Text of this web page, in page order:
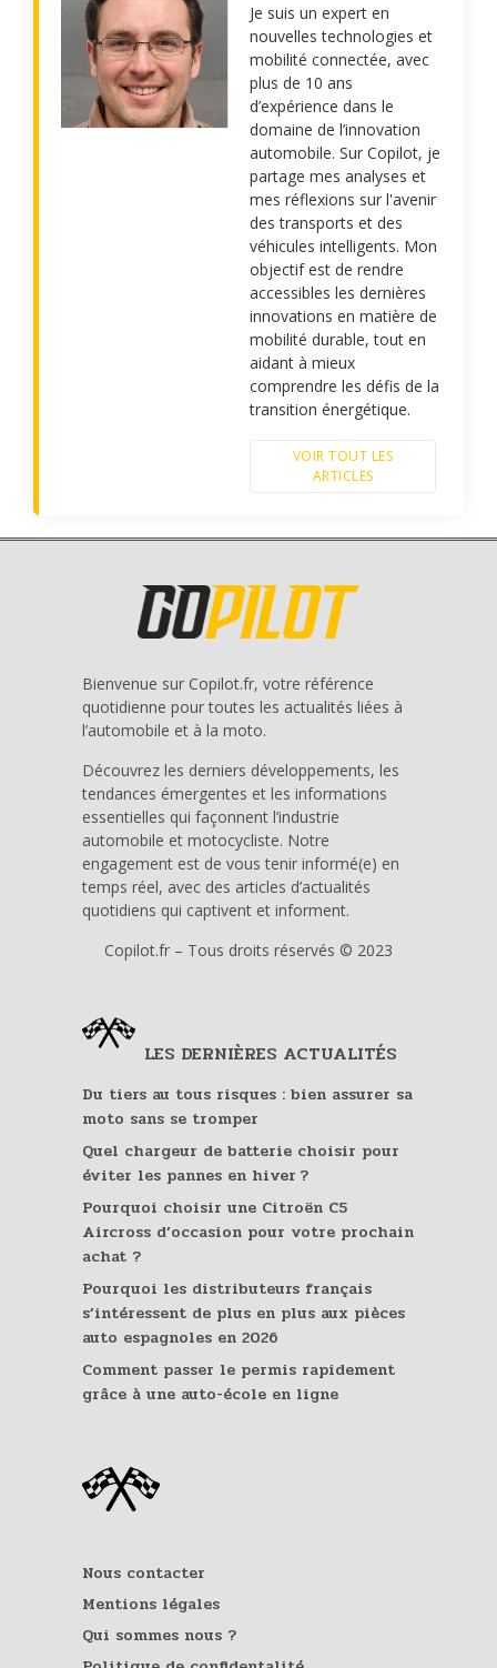
Je suis un expert en
nouvelles technologies et
mobilité connectée, avec
plus de 10 ans
d’expérience dans le
domaine de l’innovation
automobile. Sur Copilot, je
partage mes analyses et
mes réflexions sur l'avenir
des transports et des
véhicules intelligents. Mon
objectif est de rendre
accessibles les dernières
innovations en matière de
mobilité durable, tout en
aidant à mieux
comprendre les défis de la
transition énergétique.
VOIR TOUT LES
ARTICLES
Bienvenue sur Copilot.fr, votre référence
quotidienne pour toutes les actualités liées à
l’automobile et à la moto.
Découvrez les derniers développements, les
tendances émergentes et les informations
essentielles qui façonnent l’industrie
automobile et motocycliste. Notre
engagement est de vous tenir informé(e) en
temps réel, avec des articles d’actualités
quotidiens qui captivent et informent.
Copilot.fr – Tous droits réservés © 2023
LES DERNIÈRES ACTUALITÉS
Du tiers au tous risques : bien assurer sa
moto sans se tromper
Quel chargeur de batterie choisir pour
éviter les pannes en hiver ?
Pourquoi choisir une Citroën C5
Aircross d’occasion pour votre prochain
achat ?
Pourquoi les distributeurs français
s’intéressent de plus en plus aux pièces
auto espagnoles en 2026
Comment passer le permis rapidement
grâce à une auto-école en ligne
Nous contacter
Mentions légales
Qui sommes nous ?